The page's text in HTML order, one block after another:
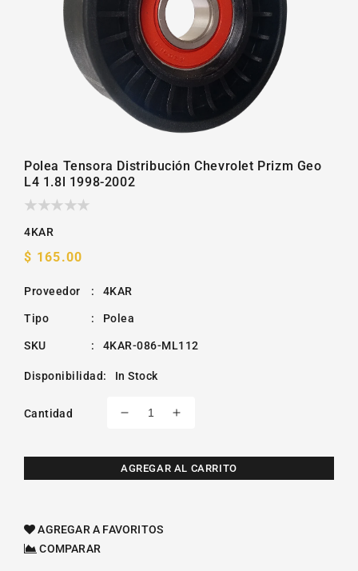
Polea Tensora Distribución Chevrolet Prizm Geo
L4 1.8l 1998-2002
4KAR
Precio
$ 165.00
Proveedor : 4KAR
Tipo : Polea
SKU : 4KAR-086-ML112
Disponibilidad: In Stock
Cantidad
Reducir
para
Polea
Prizm
Aumentar
para
Polea
AGREGAR AL CARRITO
AGREGAR A FAVORITOS
COMPARAR